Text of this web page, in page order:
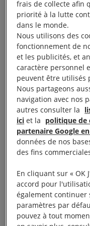
Blanche.
Cette décision
prise dans le
démocratie », a
fortes sur le sujet.
gouvernement
une déclaration
prolifération et les
espions
ce texte a été signé
Canada
Zélande, la Norvège
Royaume-Uni.
frais de collecte afin
priorité à la lutte
dans le monde.
Nous utilisons des
fonctionnement de
et les publicités, et
caractère personnel
peuvent être utilisés
Nous partageons
navigation avec nos
autres consulter la
ici et la politique de
partenaire Google
données de nos
des fins
En cliquant sur « OK
accord pour
également continuer
paramètres par
pouvez à tout